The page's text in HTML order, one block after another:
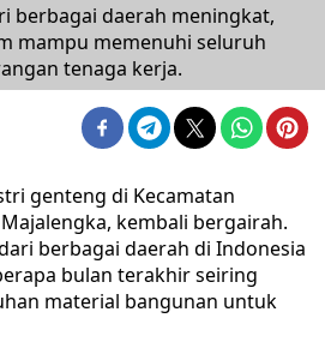
berbagai daerah meningkat,
mampu memenuhi seluruh
tenaga kerja.
genteng di Kecamatan
kembali bergairah.
berbagai daerah di Indonesia
bulan terakhir seiring
material bangunan untuk